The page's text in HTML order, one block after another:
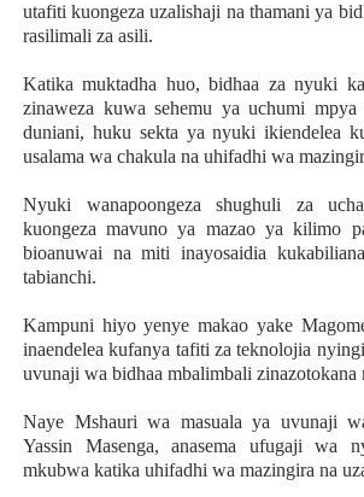
utafiti kuongeza uzalishaji na thamani ya
rasilimali za asili.
Katika muktadha huo, bidhaa za nyuki
zinaweza kuwa sehemu ya uchumi mpya
duniani, huku sekta ya nyuki ikiendelea
usalama wa chakula na uhifadhi wa
Nyuki wanapoongeza shughuli za
kuongeza mavuno ya mazao ya kilimo
bioanuwai na miti inayosaidia
tabianchi.
Kampuni hiyo yenye makao yake
inaendelea kufanya tafiti za teknolojia
uvunaji wa bidhaa mbalimbali zinazotokana
Naye Mshauri wa masuala ya uvunaji
Yassin Masenga, anasema ufugaji wa
mkubwa katika uhifadhi wa mazingira na